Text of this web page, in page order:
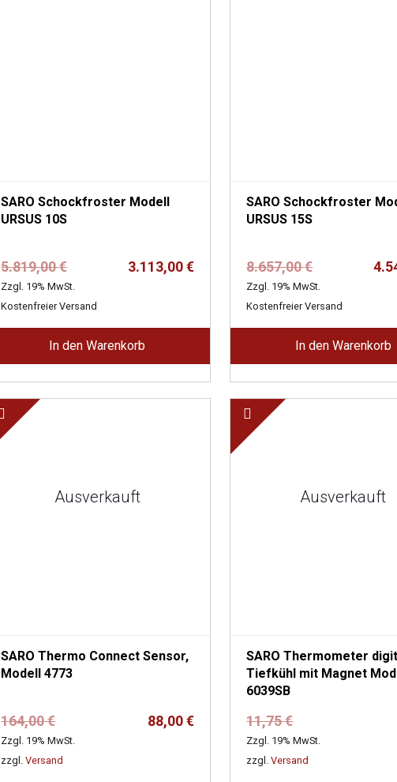
SARO Schockfroster Modell
URSUS 10S
5.819,00€Ursprünglicher
Preis
war:
5.819,00 €
3.113,00€
Aktueller
Preis
ist:
3.113,00 €.
Zzgl. 19% MwSt.
Kostenfreier Versand
In den Warenkorb
SARO Schockfroster
URSUS 15S
8.657,00€
Preis
war:
8.657,00 €
Aktueller
Preis
ist:
4.544,00 €.
Zzgl. 19% MwSt.
Kostenfreier Versand
In den Warenkorb
Ausverkauft
SARO Thermo Connect Sensor,
Modell 4773
164,00€Ursprünglicher
Preis
war:
88,00€
Aktueller
Preis
ist:
Zzgl. 19% MwSt.
zzgl.Versand
Ausverkauft
SARO Thermometer
Tiefkühl mit Magnet Modell
6039SB
11,75€Ursprünglicher
Preis
war:
Aktueller
Preis
ist:
Zzgl. 19% MwSt.
zzgl.Versand